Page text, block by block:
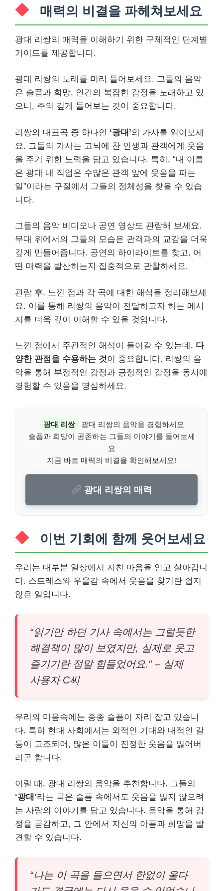
매력의 비결을 파헤쳐보세요
광대 리쌍의 매력을 이해하기 위한 구체적인 단계별
가이드를 제공합니다.
광대 리쌍의 노래를 미리 들어보세요. 그들의 음악
은 슬픔과 희망, 인간의 복잡한 감정을 노래하고 있
으니, 주의 깊게 들어보는 것이 중요합니다.
리쌍의 대표곡 중 하나인 ‘광대’의 가사를 읽어보세
요. 그들의 가사는 고뇌에 찬 인생과 관객에게 웃음
을 주기 위한 노력을 담고 있습니다. 특히, “내 이름
은 광대 내 직업은 수많은 관객 앞에 웃음을 파는
일”이라는 구절에서 그들의 정체성을 찾을 수 있습
니다.
그들의 음악 비디오나 공연 영상도 관람해 보세요.
무대 위에서의 그들의 모습은 관객과의 교감을 더욱
깊게 만들어줍니다. 공연의 하이라이트를 찾고, 어
떤 매력을 발산하는지 집중적으로 관찰하세요.
관람 후, 느낀 점과 각 곡에 대한 해석을 정리해보세
요. 이를 통해 리쌍의 음악이 전달하고자 하는 메시
지를 더욱 깊이 이해할 수 있을 것입니다.
느낀 점에서 주관적인 해석이 들어갈 수 있는데, 다
양한 관점을 수용하는 것이 중요합니다. 리쌍의 음
악을 통해 부정적인 감정과 긍정적인 감정을 동시에
경험할 수 있음을 명심하세요.
광대 리쌍
광대 리쌍의 음악을 경험하세요
슬픔과 희망이 공존하는 그들의 이야기를 들어보세
요
지금 바로 매력의 비결을 확인해보세요!
광대 리쌍의 매력
이번 기회에 함께 웃어보세요
우리는 대부분 일상에서 지친 마음을 안고 살아갑니
다. 스트레스와 우울감 속에서 웃음을 찾기란 쉽지
않은 일입니다.
“읽기만 하던 기사 속에서는 그럴듯한
해결책이 많이 보였지만, 실제로 웃고
즐기기란 정말 힘들었어요.” – 실제
사용자 C씨
우리의 마음속에는 종종 슬픔이 자리 잡고 있습니
다. 특히 현대 사회에서는 외적인 기대와 내적인 갈
등이 고조되어, 많은 이들이 진정한 웃음을 잃어버
리곤 합니다.
이럴 때, 광대 리쌍의 음악을 추천합니다. 그들의
‘광대’라는 곡은 슬픔 속에서도 웃음을 잃지 않으려
는 사람의 이야기를 담고 있습니다. 음악을 통해 감
정을 공감하고, 그 안에서 자신의 아픔과 희망을 발
견할 수 있습니다.
“나는 이 곡을 들으면서 한없이 울다